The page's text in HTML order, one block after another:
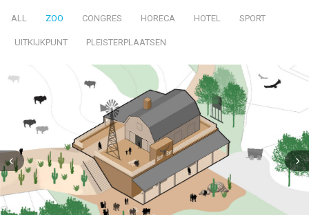
ALL ZOO CONGRES HORECA HOTEL SPORT
UITKIJKPUNT PLEISTERPLAATSEN